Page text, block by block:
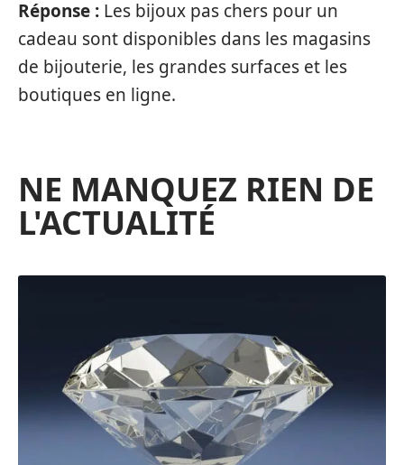
Réponse : Les bijoux pas chers pour un
cadeau sont disponibles dans les magasins
de bijouterie, les grandes surfaces et les
boutiques en ligne.
NE MANQUEZ RIEN DE
L'ACTUALITÉ